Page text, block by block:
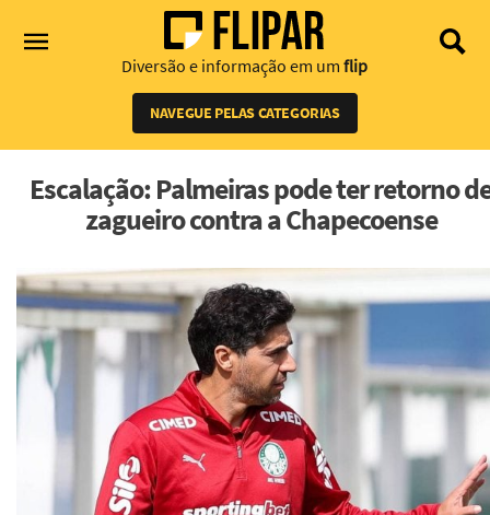
Diversão e informação em um flip
NAVEGUE PELAS CATEGORIAS
Escalação: Palmeiras pode ter retorno
zagueiro contra a Chapecoense